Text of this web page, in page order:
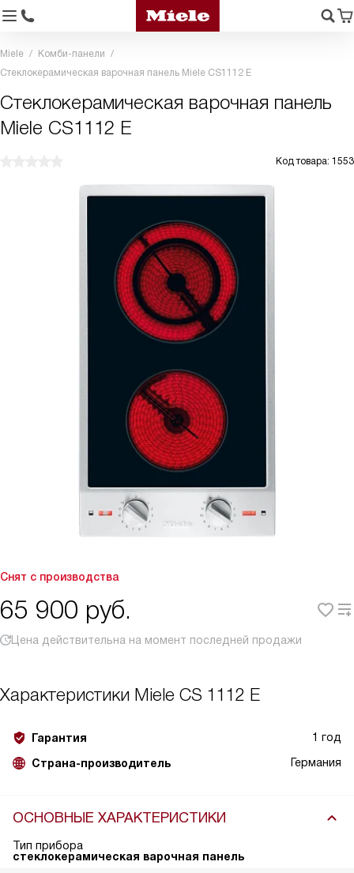
Miele
Комби-панели
Стеклокерамическая варочная панель Miele CS1112 E
Стеклокерамическая варочная панель
Miele CS1112 E
Код товара: 1553
Снят с производства
65 900 руб.
Цена действительна на момент последней продажи
Характеристики Miele CS 1112 E
Гарантия 1 год
Страна-производитель Германия
ОСНОВНЫЕ ХАРАКТЕРИСТИКИ
Тип прибора
стеклокерамическая варочная панель